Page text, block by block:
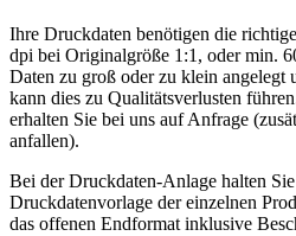
Ihre Druckdaten benötigen die
dpi bei Originalgröße 1:1, oder min.
Daten zu groß oder zu klein angelegt
kann dies zu Qualitätsverlusten
erhalten Sie bei uns auf Anfrage
anfallen).
Bei der Druckdaten-Anlage halten
Druckdatenvorlage der einzelnen
das offenen Endformat inklusive